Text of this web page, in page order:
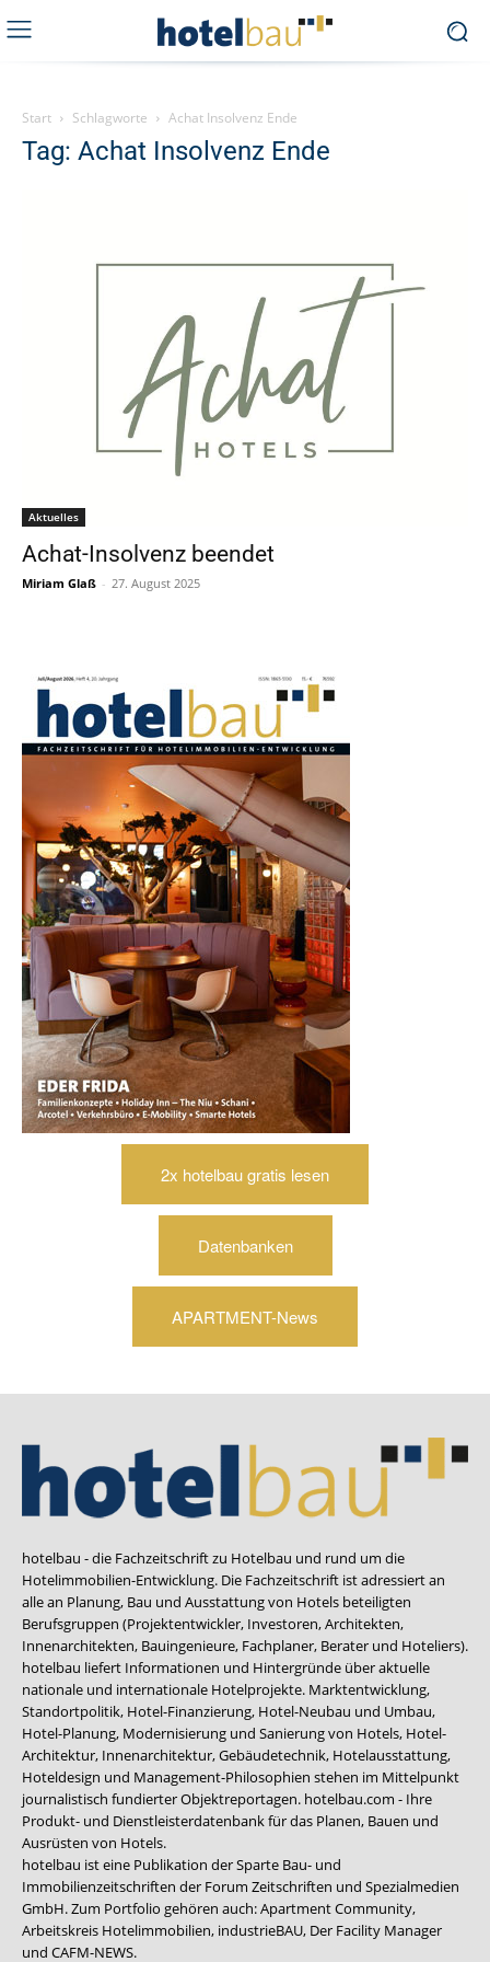
Start Schlagworte Achat Insolvenz Ende
Tag: Achat Insolvenz Ende
Aktuelles
Achat-Insolvenz beendet
Miriam Glaß - 27. August 2025
2x hotelbau gratis lesen
Datenbanken
APARTMENT-News
hotelbau - die Fachzeitschrift zu Hotelbau und rund um die
Hotelimmobilien-Entwicklung. Die Fachzeitschrift ist adressiert an
alle an Planung, Bau und Ausstattung von Hotels beteiligten
Berufsgruppen (Projektentwickler, Investoren, Architekten,
Innenarchitekten, Bauingenieure, Fachplaner, Berater und Hoteliers).
hotelbau liefert Informationen und Hintergründe über aktuelle
nationale und internationale Hotelprojekte. Marktentwicklung,
Standortpolitik, Hotel-Finanzierung, Hotel-Neubau und Umbau,
Hotel-Planung, Modernisierung und Sanierung von Hotels, Hotel-
Architektur, Innenarchitektur, Gebäudetechnik, Hotelausstattung,
Hoteldesign und Management-Philosophien stehen im Mittelpunkt
journalistisch fundierter Objektreportagen. hotelbau.com - Ihre
Produkt- und Dienstleisterdatenbank für das Planen, Bauen und
Ausrüsten von Hotels.
hotelbau ist eine Publikation der Sparte Bau- und
Immobilienzeitschriften der Forum Zeitschriften und Spezialmedien
GmbH. Zum Portfolio gehören auch:Apartment Community,
Arbeitskreis Hotelimmobilien, industrieBAU, Der Facility Manager
und CAFM-NEWS.